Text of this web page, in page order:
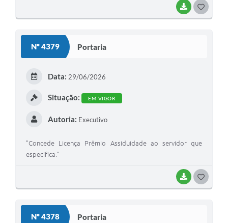
BAIXAR
Nº 4379 Portaria
BAIXAR
Data: 29/06/2026
Situação: EM VIGOR
Autoria: Executivo
"Concede Licença Prêmio Assiduidade ao servidor que
especifica."
Nº 4378 Portaria